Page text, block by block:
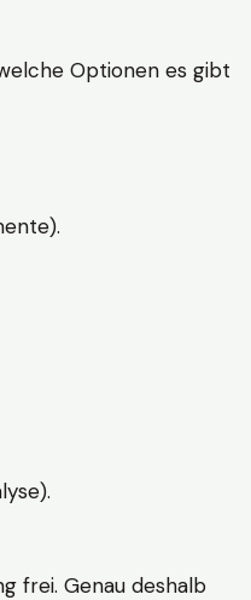
Optionen es gibt
frei. Genau deshalb